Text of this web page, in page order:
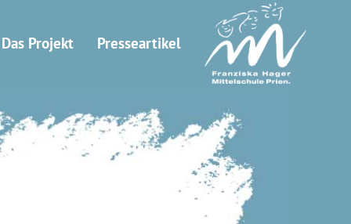
Das Projekt Presseartikel